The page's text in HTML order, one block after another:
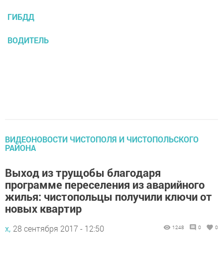
ГИБДД
ВОДИТЕЛЬ
ВИДЕОНОВОСТИ ЧИСТОПОЛЯ И ЧИСТОПОЛЬСКОГО
РАЙОНА
Выход из трущобы благодаря
программе переселения из аварийного
жилья: чистопольцы получили ключи от
новых квартир
х, 28 сентября 2017 - 12:50 1248 0 0